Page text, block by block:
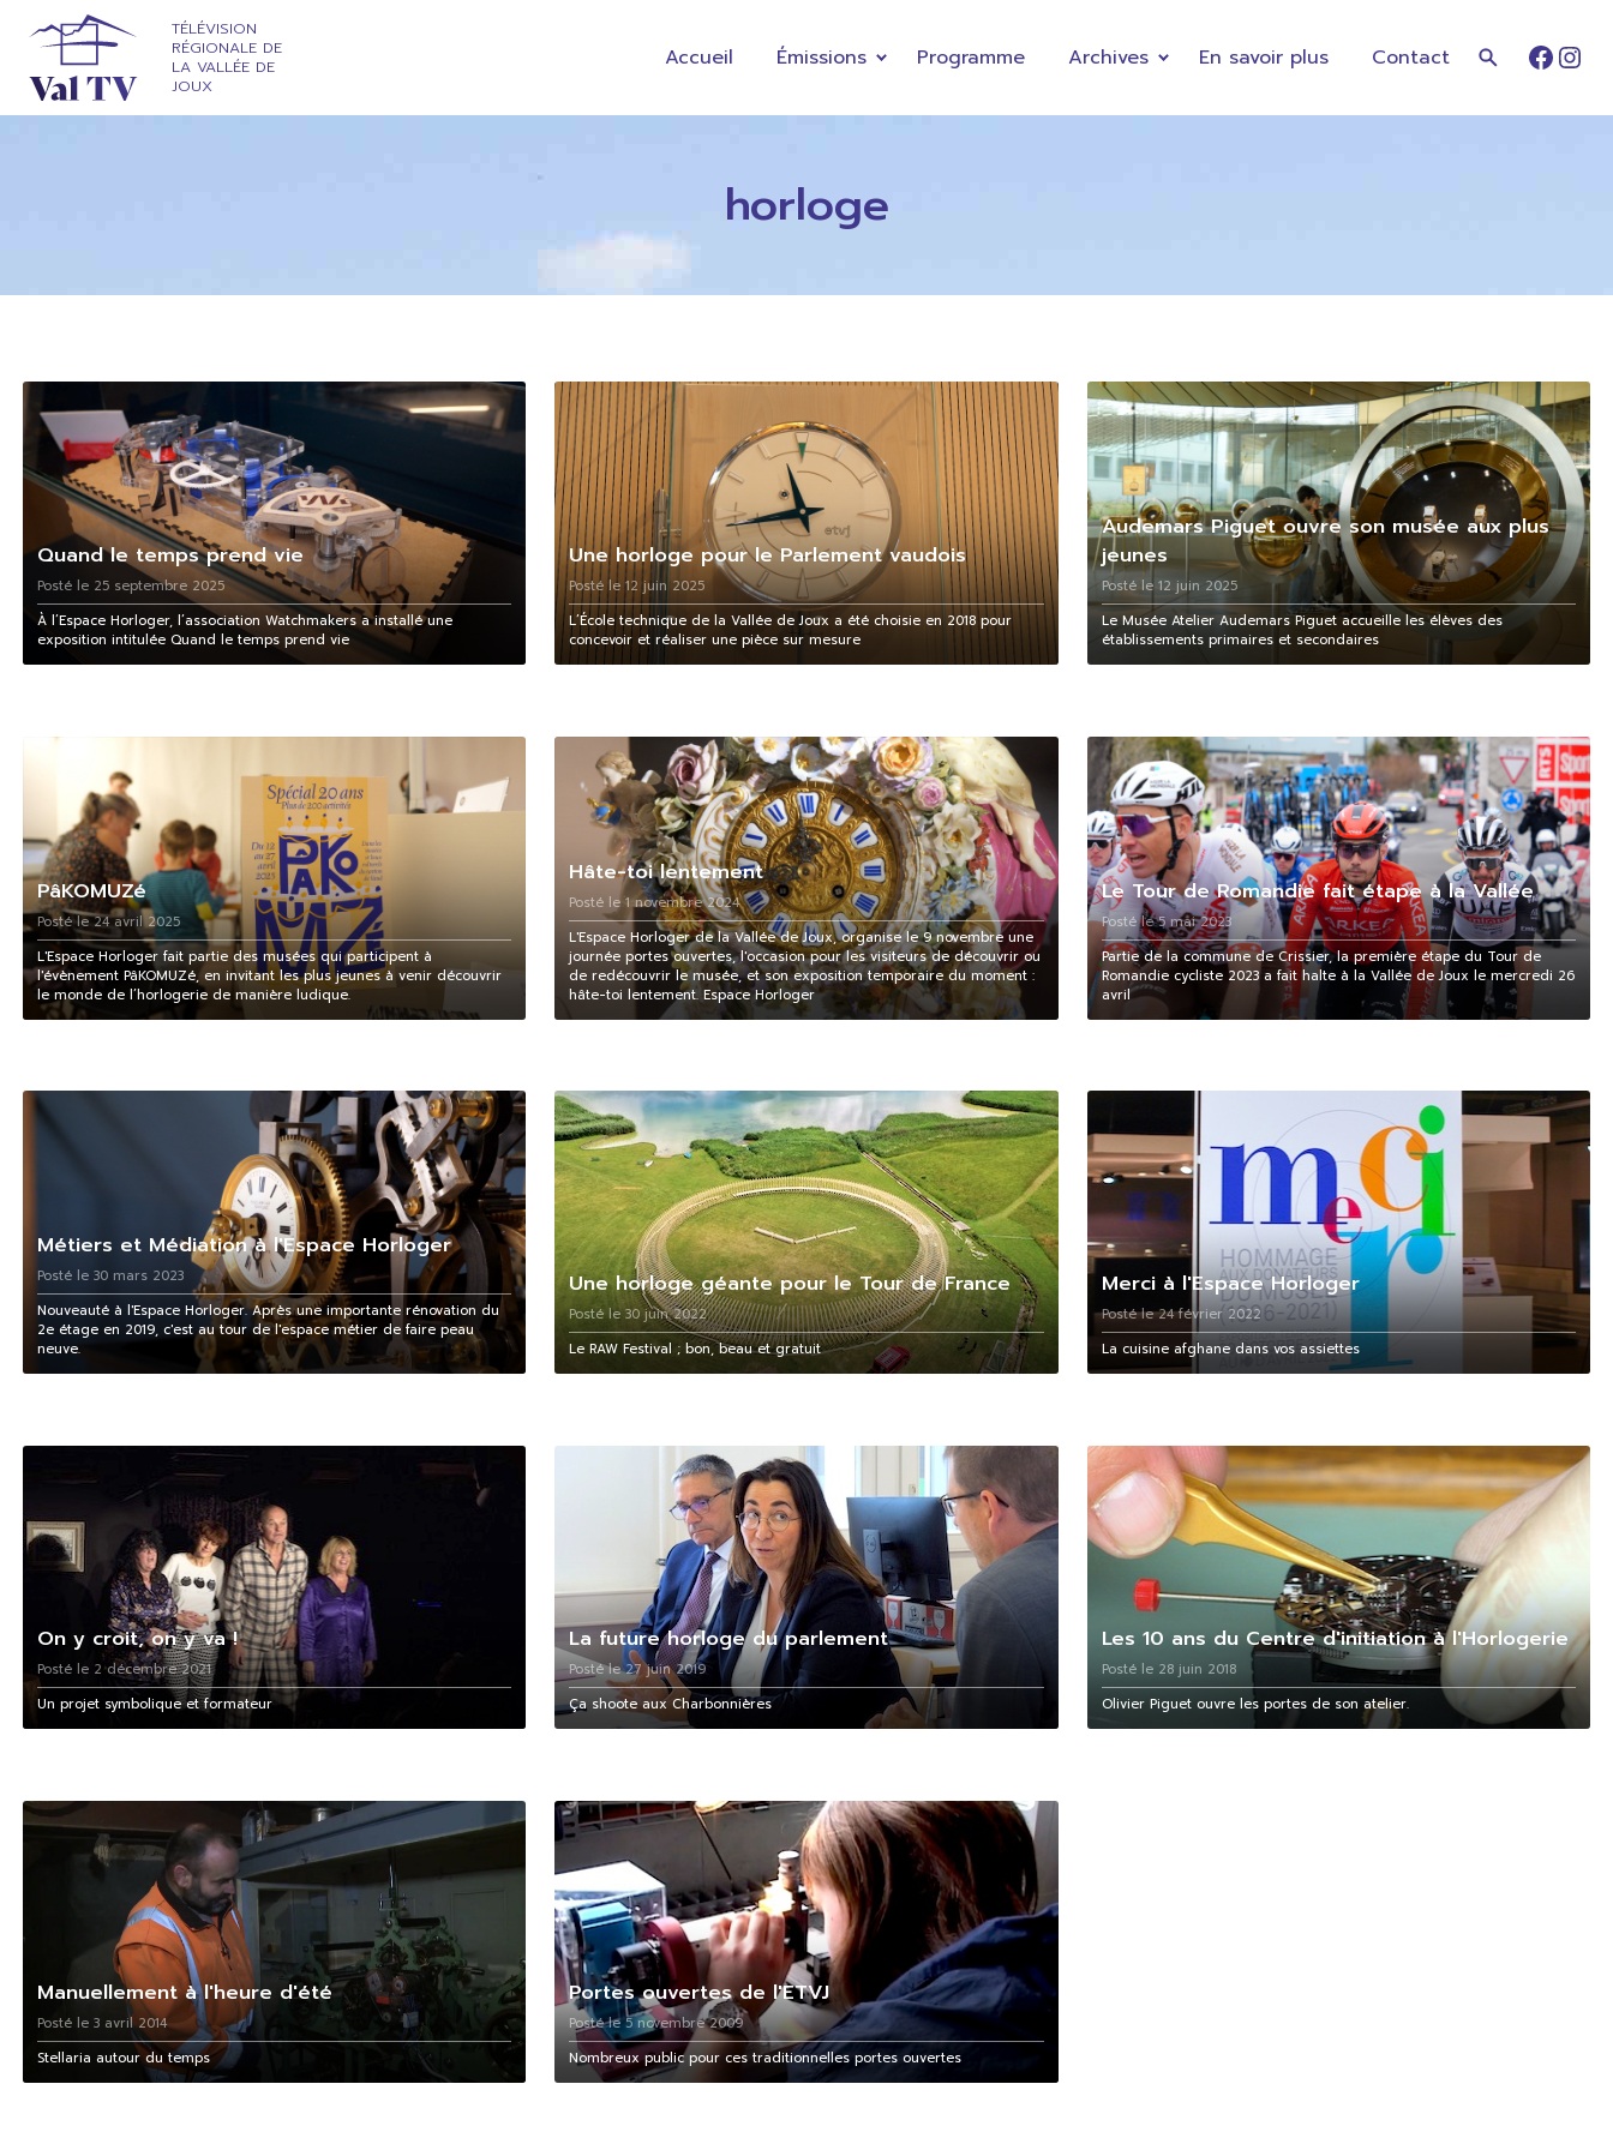
TÉLÉVISION
RÉGIONALE DE
LA VALLÉE DE
JOUX
Accueil Émissions Programme Archives En savoir plus Contact
horloge
Quand le temps prend vie
Posté le 25 septembre 2025
À l’Espace Horloger, l’association Watchmakers a installé une
exposition intitulée Quand le temps prend vie
Une horloge pour le Parlement vaudois
Posté le 12 juin 2025
L’École technique de la Vallée de Joux a été choisie en 2018 pour
concevoir et réaliser une pièce sur mesure
Audemars Piguet ouvre son musée aux plus
jeunes
Posté le 12 juin 2025
Le Musée Atelier Audemars Piguet accueille les élèves des
établissements primaires et secondaires
PâKOMUZé
Posté le 24 avril 2025
L'Espace Horloger fait partie des musées qui participent à
l'évènement PâKOMUZé, en invitant les plus jeunes à venir découvrir
le monde de l’horlogerie de manière ludique.
Hâte-toi lentement
Posté le 1 novembre 2024
L'Espace Horloger de la Vallée de Joux, organise le 9 novembre une
journée portes ouvertes, l'occasion pour les visiteurs de découvrir ou
de redécouvrir le musée, et son exposition temporaire du moment :
hâte-toi lentement. Espace Horloger
Le Tour de Romandie fait étape à la Vallée
Posté le 5 mai 2023
Partie de la commune de Crissier, la première étape du Tour de
Romandie cycliste 2023 a fait halte à la Vallée de Joux le mercredi 26
avril
Métiers et Médiation à l'Espace Horloger
Posté le 30 mars 2023
Nouveauté à l'Espace Horloger. Après une importante rénovation du
2e étage en 2019, c'est au tour de l'espace métier de faire peau
neuve.
Une horloge géante pour le Tour de France
Posté le 30 juin 2022
Le RAW Festival ; bon, beau et gratuit
Merci à l'Espace Horloger
Posté le 24 février 2022
La cuisine afghane dans vos assiettes
On y croit, on y va !
Posté le 2 décembre 2021
Un projet symbolique et formateur
La future horloge du parlement
Posté le 27 juin 2019
Ça shoote aux Charbonnières
Les 10 ans du Centre d'initiation à l'Horlogerie
Posté le 28 juin 2018
Olivier Piguet ouvre les portes de son atelier.
Manuellement à l'heure d'été
Posté le 3 avril 2014
Stellaria autour du temps
Portes ouvertes de l'ETVJ
Posté le 5 novembre 2009
Nombreux public pour ces traditionnelles portes ouvertes